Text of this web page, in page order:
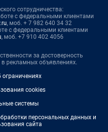
сотрудничества:
с федеральными клиентами
, моб. + 7 982 640 34 32
с федеральными клиентами
, моб. +7 910 402 4056
за достоверность
рекламных объявлениях.
cookies
системы
персональных данных и
сайта